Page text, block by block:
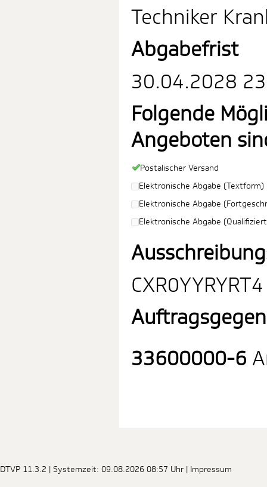
Techniker
Abgabefrist
30.04.2028
Folgende
Angeboten
Postalischer Versand
Elektronische Abgabe (Textform)
Elektronische Abgabe
Elektronische Abgabe
CXR0YYRYRT4
33600000-6
DTVP 11.3.2 | Systemzeit: 09.08.2026 08:57 Uhr | Impressum